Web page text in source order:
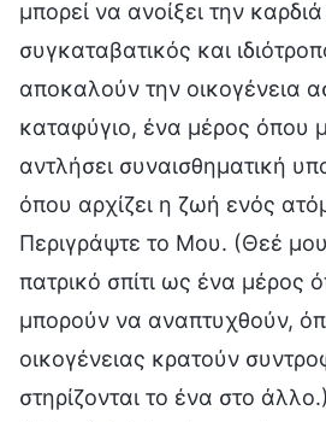
μπορεί να ανοίξει την
συγκαταβατικός και
αποκαλούν την οικογένεια
καταφύγιο, ένα μέρος όπου
αντλήσει συναισθηματική
όπου αρχίζει η ζωή ενός
Περιγράψτε το Μου. (Θεέ
πατρικό σπίτι ως ένα μέρος
μπορούν να αναπτυχθούν,
οικογένειας κρατούν
στηρίζονται το ένα στο